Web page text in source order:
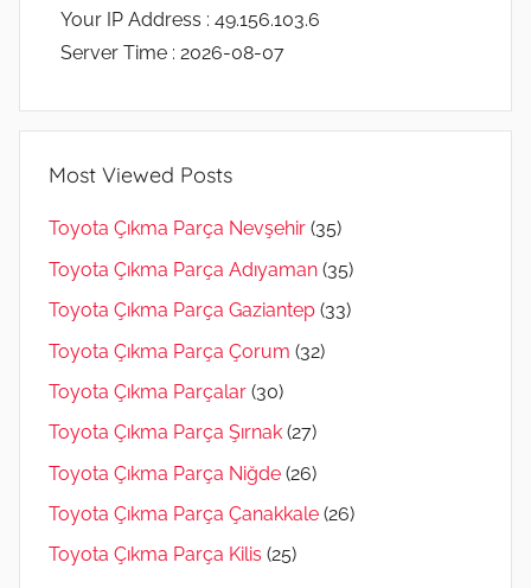
Your IP Address : 49.156.103.6
Server Time : 2026-08-07
Most Viewed Posts
Toyota Çıkma Parça Nevşehir (35)
Toyota Çıkma Parça Adıyaman (35)
Toyota Çıkma Parça Gaziantep (33)
Toyota Çıkma Parça Çorum (32)
Toyota Çıkma Parçalar (30)
Toyota Çıkma Parça Şırnak (27)
Toyota Çıkma Parça Niğde (26)
Toyota Çıkma Parça Çanakkale (26)
Toyota Çıkma Parça Kilis (25)